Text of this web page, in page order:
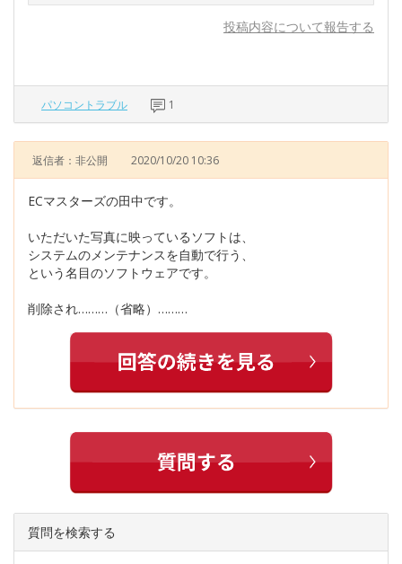
投稿内容について報告する
パソコントラブル 1
返信者：非公開 2020/10/20 10:36
ECマスターズの田中です。
いただいた写真に映っているソフトは、
システムのメンテナンスを自動で行う、
という名目のソフトウェアです。
削除され………（省略）………
質問を検索する